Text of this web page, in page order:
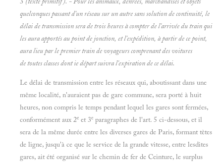
quelconques passant d'un réseau sur un autre sans solution de continuité, le
délai de transmission sera de trois heures à compter de l'arrivée du train qui
les aura apportés au point de jonction, et l'expédition, à partir de ce point,
aura lieu par le premier train de voyageurs comprenant des voitures
de toutes classes dont ie départ suivra l'expiration de ce délai.
Le délai de transmission entre les réseaux qui, aboutissant dans une
même localité, n'auraient pas de gare commune, sera porté à huit
heures, non compris le temps pendant lequel les gares sont fermées,
conformément aux 2e et 3e paragraphes de l'art. 5 ci-dessous, et il
sera de la même durée entre les diverses gares de Paris, formant tètes
de ligne, jusqu'à ce que le service de la grande vitesse, entre lesdites
gares, ait été organisé sur le chemin de fer de Ceinture, le surplus